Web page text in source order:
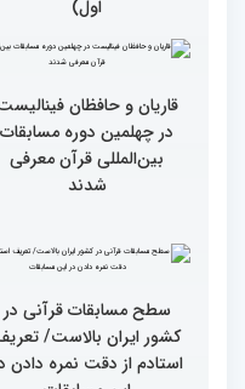
گزارش تصویری چهارمین
روز رقابت بخش برادران
چهلمین دوره مسابقات
اول)